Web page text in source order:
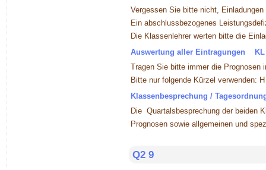
Vergessen Sie bitte nicht,
Ein abschlussbezogenes
Die Klassenlehrer werten bitte die
Auswertung aller Eintragungen KL
Tragen Sie bitte immer die Prognosen
Bitte nur folgende Kürzel verwenden:
Klassenbesprechung /
Die Quartalsbesprechung der beiden
Prognosen sowie allgemeinen und
Q2 9